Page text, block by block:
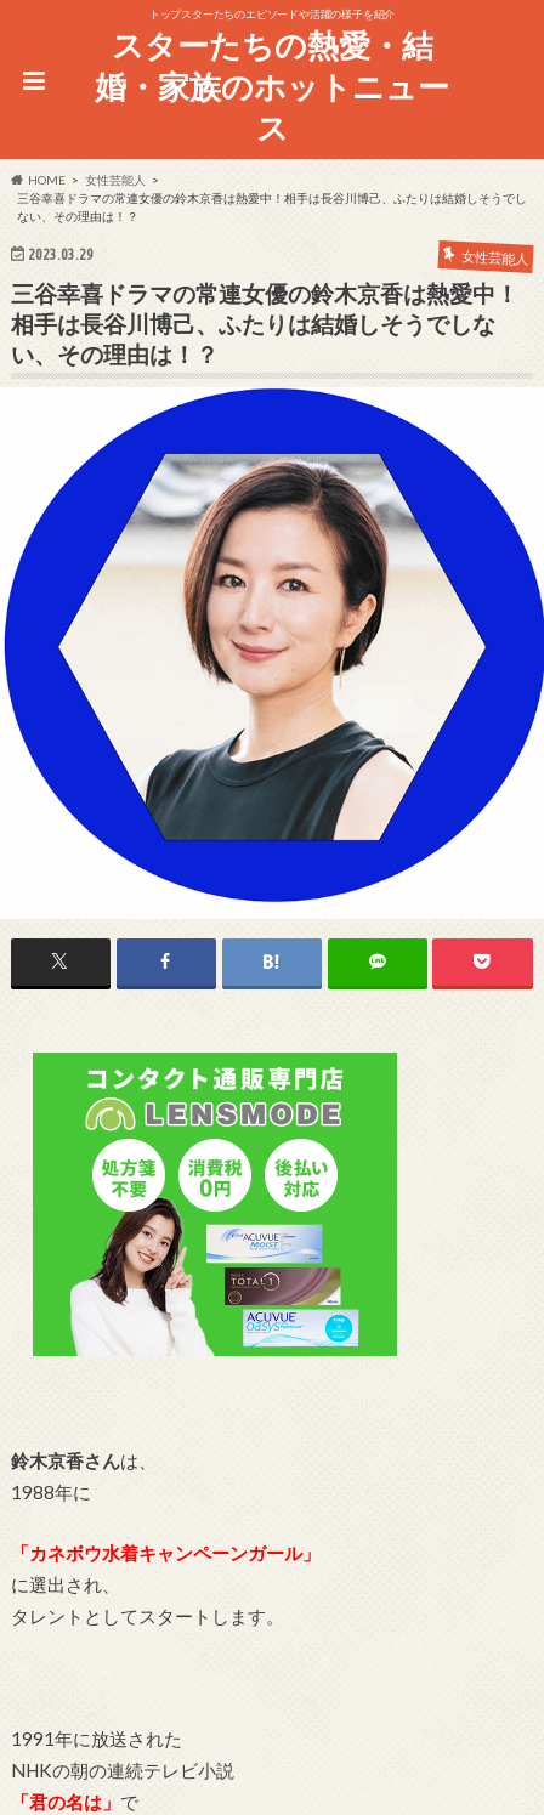
トップスターたちのエピソードや活躍の様子を紹介
スターたちの熱愛・結
婚・家族のホットニュー
ス
HOME
女性芸能人
三谷幸喜ドラマの常連女優の鈴木京香は熱愛中！相手は長谷川博己、ふたりは結婚しそうでし
ない、その理由は！？
2023.03.29 女性芸能人
三谷幸喜ドラマの常連女優の鈴木京香は熱愛中！
相手は長谷川博己、ふたりは結婚しそうでしな
い、その理由は！？
鈴木京香さんは、
1988年に
「カネボウ水着キャンペーンガール」
に選出され、
タレントとしてスタートします。
1991年に放送された
NHKの朝の連続テレビ小説
「君の名は」 で